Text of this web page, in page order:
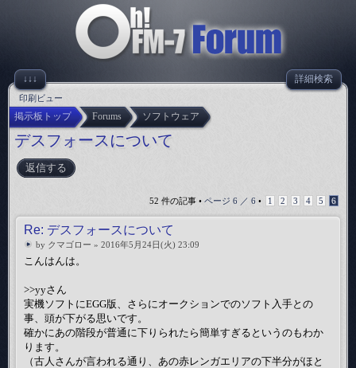
↓↓↓ 詳細検索
印刷ビュー
掲示板トップ Forums ソフトウェア
デスフォースについて
返信する
52 件の記事 • ページ 6 ／ 6 • 1 2 3 4 5 6
Re: デスフォースについて
by クマゴロー » 2016年5月24日(火) 23:09
こんはんは。
>>yyさん
実機ソフトにEGG版、さらにオークションでのソフト入手との
事、頭が下がる思いです。
確かにあの階段が普通に下りられたら簡単すぎるというのもわか
ります。
（古人さんが言われる通り、あの赤レンガエリアの下半分がほと